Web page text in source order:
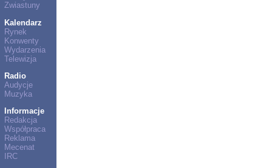
Zwiastuny
Kalendarz
Rynek
Konwenty
Wydarzenia
Telewizja
Radio
Audycje
Muzyka
Informacje
Redakcja
Współpraca
Reklama
Mecenat
IRC